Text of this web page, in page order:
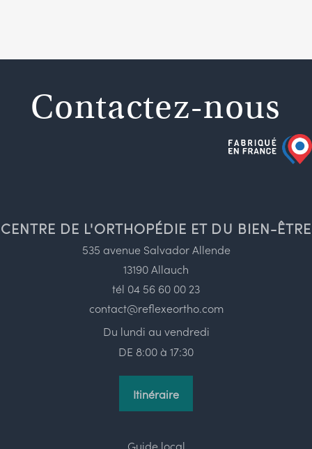
Contactez-nous
CENTRE DE L'ORTHOPÉDIE ET DU BIEN-ÊTRE
535 avenue Salvador Allende
13190 Allauch
tél 04 56 60 00 23
contact@reflexeortho.com
Du lundi au vendredi
DE 8:00 à 17:30
Itinéraire
Guide local